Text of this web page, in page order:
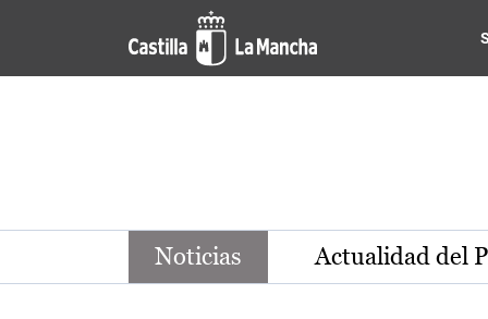
Pasar al contenido principal
Noticias de la región de
Noticias Actualidad del